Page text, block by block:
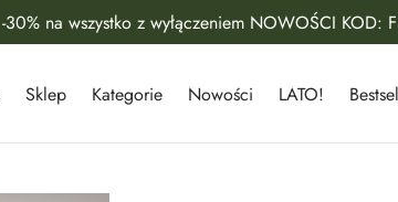
-30% na wszystko z wyłączeniem NOWOŚCI KOD:
Sklep Kategorie Nowości LATO!